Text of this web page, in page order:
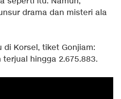
drama dan misteri ala
Korsel, tiket Gonjiam:
hingga 2.675.883.